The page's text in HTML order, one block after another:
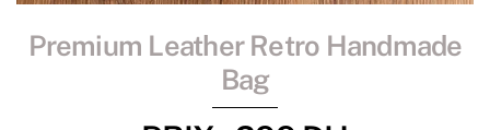
Premium Leather Retro Handmade
Bag